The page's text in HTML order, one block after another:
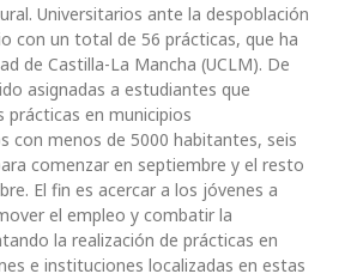
Universitarios ante la despoblación
con un total de 56 prácticas, que ha
de Castilla-La Mancha (UCLM). De
asignadas a estudiantes que
prácticas en municipios
con menos de 5000 habitantes, seis
comenzar en septiembre y el resto
El fin es acercar a los jóvenes a
el empleo y combatir la
la realización de prácticas en
e instituciones localizadas en estas